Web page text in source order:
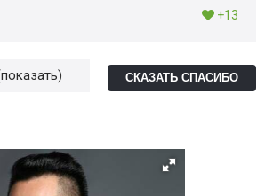
+13
показать СКАЗАТЬ СПАСИБО